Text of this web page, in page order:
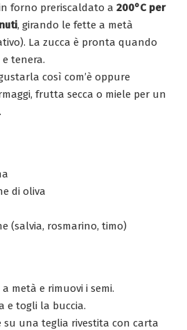
forno preriscaldato a 200°C per
, girando le fette a metà
La zucca è pronta quando
tenera.
così com’è oppure
frutta secca o miele per un
di oliva
(salvia, rosmarino, timo)
metà e rimuovi i semi.
e togli la buccia.
su una teglia rivestita con carta